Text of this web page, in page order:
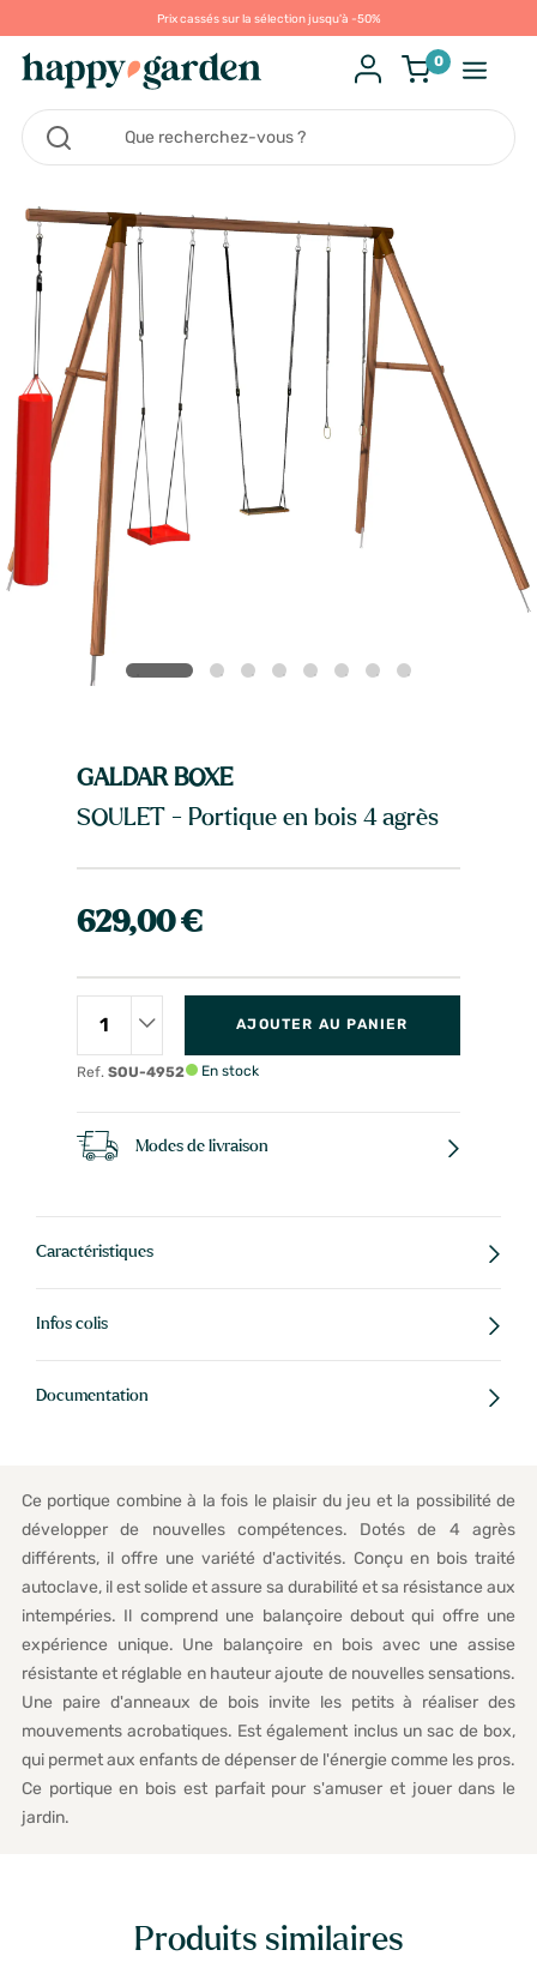
Prix cassés sur la sélection jusqu'à -50%
0
GALDAR BOXE
SOULET - Portique en bois 4 agrès
629,00 €
Ref. SOU-4952
AJOUTER AU PANIER
En stock
Modes de livraison
Caractéristiques
Infos colis
Documentation
Ce portique combine à la fois le plaisir du jeu et la possibilité de
développer de nouvelles compétences. Dotés de 4 agrès
différents, il offre une variété d'activités. Conçu en bois traité
autoclave, il est solide et assure sa durabilité et sa résistance aux
intempéries. Il comprend une balançoire debout qui offre une
expérience unique. Une balançoire en bois avec une assise
résistante et réglable en hauteur ajoute de nouvelles sensations.
Une paire d'anneaux de bois invite les petits à réaliser des
mouvements acrobatiques. Est également inclus un sac de box,
qui permet aux enfants de dépenser de l'énergie comme les pros.
Ce portique en bois est parfait pour s'amuser et jouer dans le
jardin.
Produits similaires